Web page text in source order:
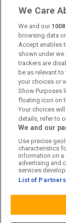
Om oss
Kontakta oss
Kundtjänst
Sponsor:
Annonsera på
Redaktionell
Cookiepolicy
Arkiv
We Care
We and our 1008
browsing data
Accept enables
shown under
trackers are
be as relevant
your choices or
Show Purposes
floating icon on
Your choices
details, refer to
We and our
Use precise
characteristics
information on a
advertising and
services
List of